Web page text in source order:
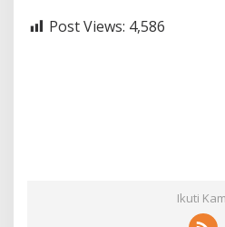
Post Views: 4,586
Ikuti